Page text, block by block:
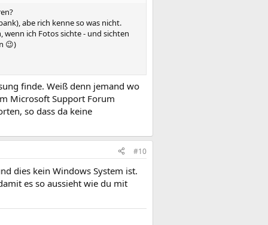
abe rich kenne so was nicht.
ich Fotos sichte - und sichten
😉)
finde. Weiß denn jemand wo
Microsoft Support Forum
so dass da keine
#10
dies kein Windows System ist.
es so aussieht wie du mit